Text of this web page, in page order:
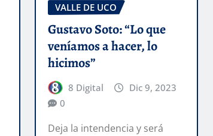
VALLE DE UCO
Gustavo Soto: “Lo que
veníamos a hacer, lo
hicimos”
8 Digital
Dic 9, 2023
0
Deja la intendencia y será